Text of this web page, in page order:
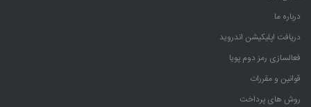
درباره ما
دریافت اپلیکیشن اندروید
فعالسازی رمز دوم پویا
قوانین و مقررات
روش های پرداخت